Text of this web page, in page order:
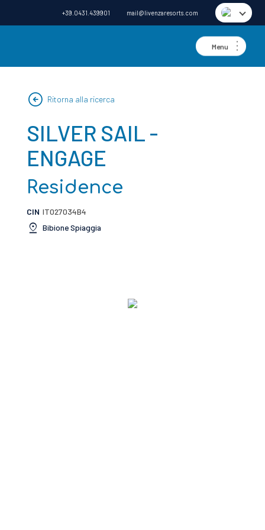
+39.0431.439901 mail@livenzaresorts.com
arrow_circle_left Ritorna alla ricerca
SILVER SAIL -
ENGAGE
Residence
CIN IT027034B4
pin_drop Bibione Spiaggia